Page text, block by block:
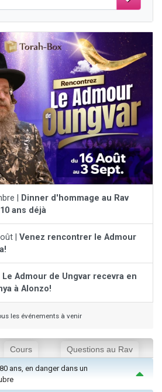
|
Dinner d'hommage au Rav
ans déjà
| Venez rencontrer le Admour
Le Admour de Ungvar recevra en
à Alonzo!
les événements à venir
Cours Questions au Rav
ans, en danger dans un